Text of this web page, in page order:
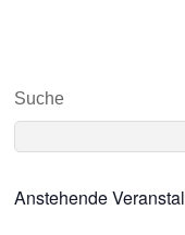
Suche
Anstehende